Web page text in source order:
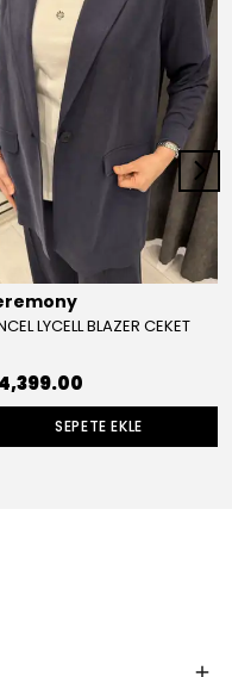
LYCELL BLAZER CEKET
SEPETE EKLE